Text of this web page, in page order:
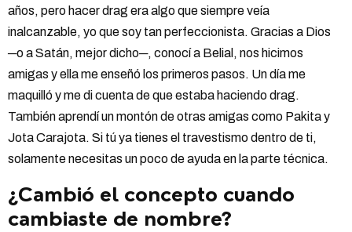
años, pero hacer drag era algo que siempre veía
inalcanzable, yo que soy tan perfeccionista. Gracias a Dios
─o a Satán, mejor dicho─, conocí a Belial, nos hicimos
amigas y ella me enseñó los primeros pasos. Un día me
maquilló y me di cuenta de que estaba haciendo drag.
También aprendí un montón de otras amigas como Pakita y
Jota Carajota. Si tú ya tienes el travestismo dentro de ti,
solamente necesitas un poco de ayuda en la parte técnica.
¿Cambió el concepto cuando
cambiaste de nombre?